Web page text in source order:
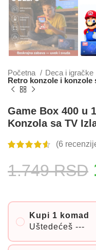
Početna
Deca i igračke
Retro konzole i konzole
Game Box 400 u
Konzola sa TV
(6
1.749RSD
Kupi 1 komad
Uštedećeš ---